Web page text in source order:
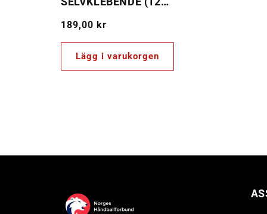
Ordinarie
189,00 kr
Lägg i varukorgen